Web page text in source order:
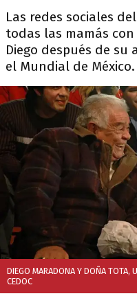
Las redes sociales
todas las mamás
Diego después de
el Mundial de México.
DIEGO MARADONA Y DOÑA TOTA,
CEDOC